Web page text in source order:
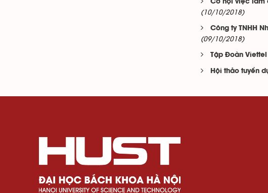
Cơ hội việc làm
(10/10/2018)
Công ty TNHH
(09/10/2018)
Tập Đoàn Viettel
Hội thảo tuyển